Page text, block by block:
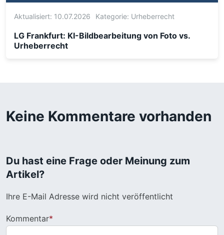
Aktualisiert: 10.07.2026 Kategorie: Urheberrecht
LG Frankfurt: KI-Bildbearbeitung von Foto vs.
Urheberrecht
Keine Kommentare vorhanden
Du hast eine Frage oder Meinung zum
Artikel?
Ihre E-Mail Adresse wird nicht veröffentlicht
Kommentar*